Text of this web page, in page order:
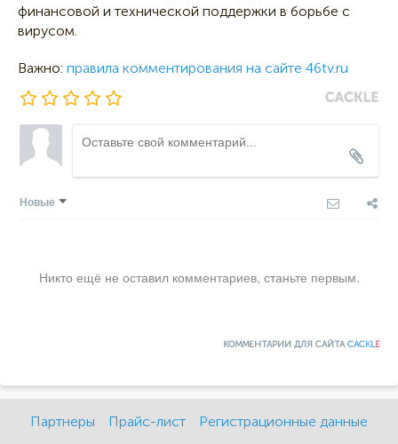
финансовой и технической поддержки в борьбе с
вирусом.
Важно: правила комментирования на сайте 46tv.ru
Новые
Никто ещё не оставил комментариев, станьте первым.
КОММЕНТАРИИ ДЛЯ САЙТАCACKLE
Партнеры Прайс-лист Регистрационные данные